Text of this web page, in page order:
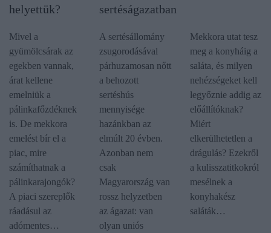
helyettük?
Mivel a
gyümölcsárak az
egekben vannak,
árat kellene
emelniük a
pálinkafőzdéknek
is. De mekkora
emelést bír el a
piac, mire
számíthatnak a
pálinkarajongók?
A piaci szereplők
ráadásul az
adómentes…
sertéságazatban
A sertésállomány
zsugorodásával
párhuzamosan nőtt
a behozott
sertéshús
mennyisége
hazánkban az
elmúlt 20 évben.
Azonban nem
csak
Magyarország van
rossz helyzetben
az ágazat: van
olyan uniós
Mekkora utat tesz
meg a konyháig a
saláta, és milyen
nehézségeket kell
legyőznie addig az
előállítóknak?
Miért
elkerülhetetlen a
drágulás? Ezekről
a kulisszatitkokról
mesélnek a
konyhakész
saláták…